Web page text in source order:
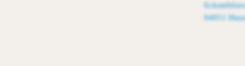
94051